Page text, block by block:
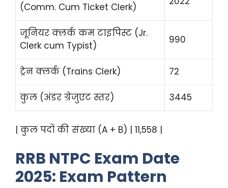
(Comm. Cum Ticket Clerk)
जूनियर क्लर्क कम टाइपिस्ट (Jr.
Clerk cum Typist)
990
ट्रेन क्लर्क (Trains Clerk) 72
कुल (अंडर ग्रेजुएट स्तर) 3445
| कुल पदों की संख्या (A + B) | 11,558 |
RRB NTPC Exam Date
2025: Exam Pattern